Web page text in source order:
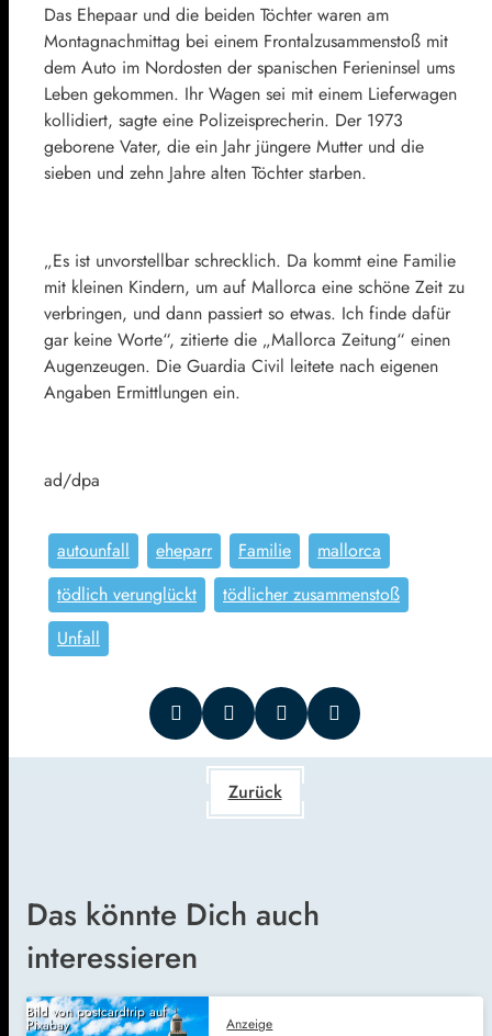
Das Ehepaar und die beiden Töchter waren am
Montagnachmittag bei einem Frontalzusammenstoß mit
dem Auto im Nordosten der spanischen Ferieninsel ums
Leben gekommen. Ihr Wagen sei mit einem Lieferwagen
kollidiert, sagte eine Polizeisprecherin. Der 1973
geborene Vater, die ein Jahr jüngere Mutter und die
sieben und zehn Jahre alten Töchter starben.
„Es ist unvorstellbar schrecklich. Da kommt eine Familie
mit kleinen Kindern, um auf Mallorca eine schöne Zeit zu
verbringen, und dann passiert so etwas. Ich finde dafür
gar keine Worte“, zitierte die „Mallorca Zeitung“ einen
Augenzeugen. Die Guardia Civil leitete nach eigenen
Angaben Ermittlungen ein.
ad/dpa
autounfall eheparr Familie
mallorca
tödlich verunglückt
tödlicher zusammenstoß
Unfall
Zurück
Das könnte Dich auch
interessieren
Bild von postcardtrip auf
Pixabay Anzeige